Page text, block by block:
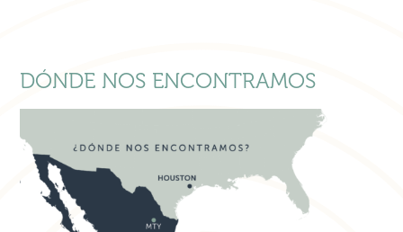
DÓNDE NOS ENCONTRAMOS